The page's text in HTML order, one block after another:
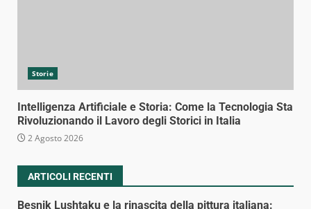
Storie
Intelligenza Artificiale e Storia: Come la Tecnologia Sta
Rivoluzionando il Lavoro degli Storici in Italia
2 Agosto 2026
ARTICOLI RECENTI
Besnik Lushtaku e la rinascita della pittura italiana: